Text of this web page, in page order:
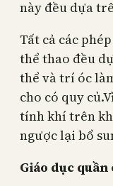
này đều dựa
Tất cả các
thể thao đều
thể và trí óc
cho có quy
tính khí trên
ngược lại bổ
Giáo dục quần